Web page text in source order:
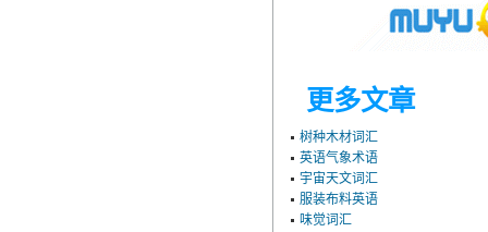
更多文章
树种木材词汇
英语气象术语
宇宙天文词汇
服装布料英语
味觉词汇